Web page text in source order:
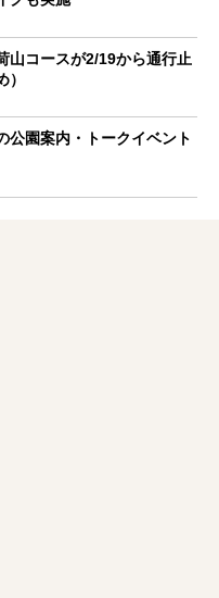
山コースが2/19から通行止
公園案内・トークイベント